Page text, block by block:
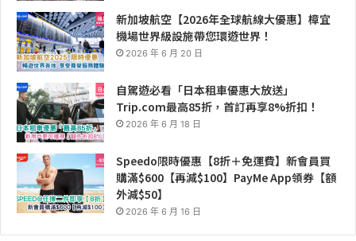
新加坡航空【2026年全球航線大優惠】樟宜
機場世界級設施帶您環遊世界！
2026 年 6 月 20 日
自駕遊必看「日本租車優惠大放送」
Trip.com最高85折，首訂再享8%折扣！
2026 年 6 月 18 日
Speedo限時優惠【8折＋免運費】新會員買
購滿$600【再減$100】PayMe App領券【額
外減$50】
2026 年 6 月 16 日